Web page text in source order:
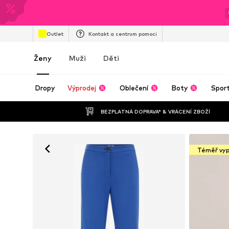
Outlet Kontakt a centrum pomoci
Ženy Muži Děti
Dropy Výprodej Oblečení Boty Sport
BEZPLATNÁ DOPRAVA* & VRÁCENÍ ZBOŽÍ
Téměř